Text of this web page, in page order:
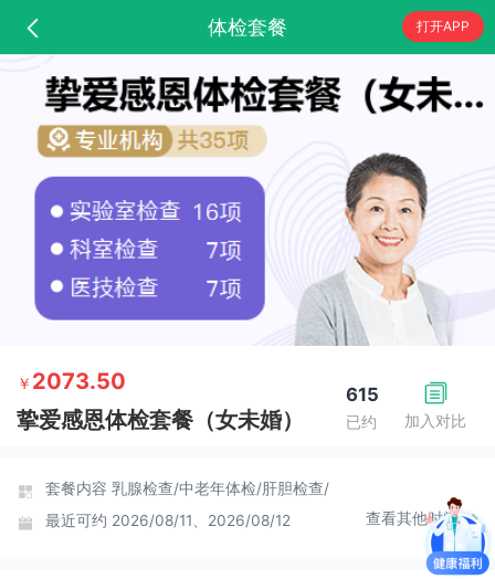
体检套餐 打开APP
加入对比
615
已约
￥ 2073.50
挚爱感恩体检套餐（女未婚）
套餐内容 乳腺检查/中老年体检/肝胆检查/
最近可约 2026/08/11、2026/08/12 查看其他时间